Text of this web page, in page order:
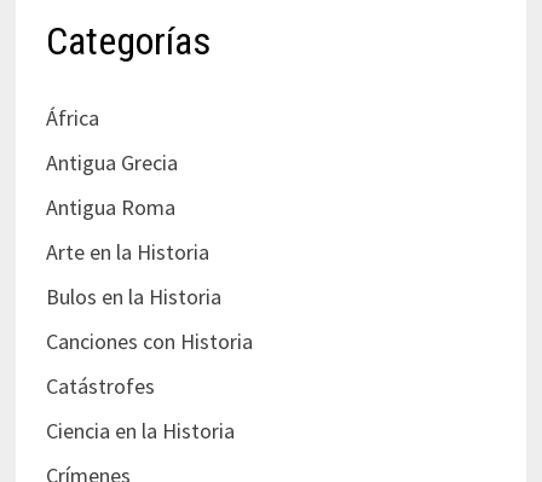
Categorías
África
Antigua Grecia
Antigua Roma
Arte en la Historia
Bulos en la Historia
Canciones con Historia
Catástrofes
Ciencia en la Historia
Crímenes